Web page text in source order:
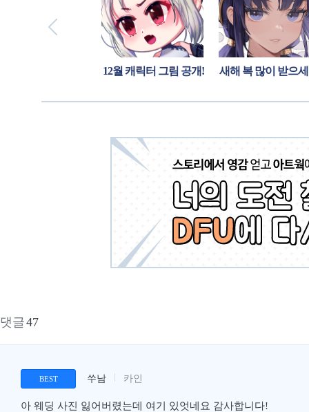
12월 캐릭터 그림 공개! 새해 복 많이 받으
댓글47
BEST 쑤남 카인
아 웨딩 사진 잃어버렸는데 여기 있엇네요 감사합니다!